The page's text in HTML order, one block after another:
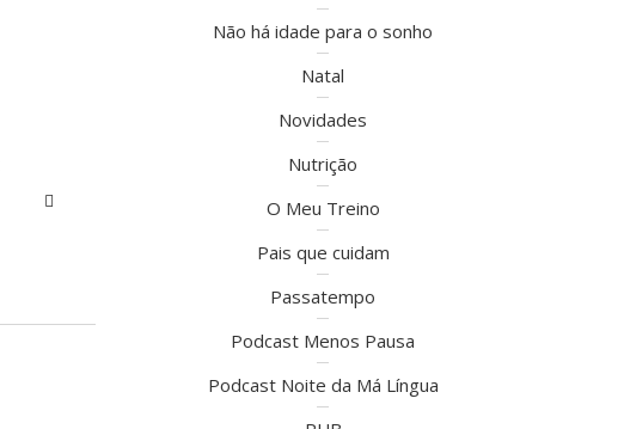
Não há idade para o sonho
Natal
Novidades
Nutrição
O Meu Treino
Pais que cuidam
Passatempo
Podcast Menos Pausa
Podcast Noite da Má Língua